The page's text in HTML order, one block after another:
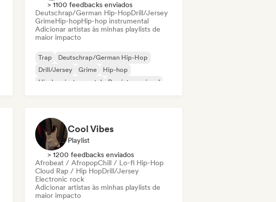
> 1100 feedbacks enviados
Deutschrap/German Hip-HopDrill/Jersey
GrimeHip-hopHip-hop instrumental
Adicionar artistas às minhas playlists de
maior impacto
Trap
Deutschrap/German Hip-Hop
Drill/Jersey
Grime
Hip-hop
Hip-hop instrumental
Rap internacional
Cool Vibes
Playlist
> 1200 feedbacks enviados
Afrobeat / AfropopChill / Lo-fi Hip-Hop
Cloud Rap / Hip HopDrill/Jersey
Electronic rock
Adicionar artistas às minhas playlists de
maior impacto